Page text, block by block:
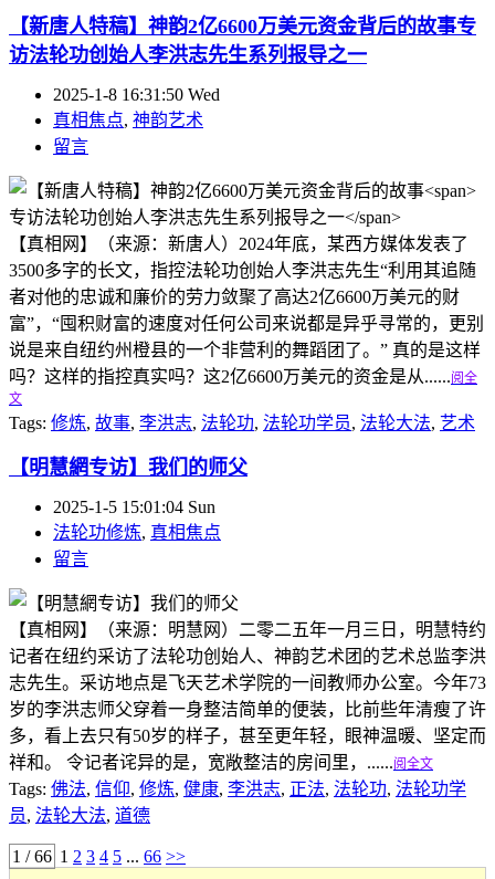
【新唐人特稿】神韵2亿6600万美元资金背后的故事专
访法轮功创始人李洪志先生系列报导之一
2025-1-8 16:31:50 Wed
真相焦点, 神韵艺术
留言
【真相网】（来源：新唐人）2024年底，某西方媒体发表了
3500多字的长文，指控法轮功创始人李洪志先生“利用其追随
者对他的忠诚和廉价的劳力敛聚了高达2亿6600万美元的财
富”，“囤积财富的速度对任何公司来说都是异乎寻常的，更别
说是来自纽约州橙县的一个非营利的舞蹈团了。” 真的是这样
吗？这样的指控真实吗？这2亿6600万美元的资金是从......阅全
文
Tags: 修炼, 故事, 李洪志, 法轮功, 法轮功学员, 法轮大法, 艺术
【明慧網专访】我们的师父
2025-1-5 15:01:04 Sun
法轮功修炼, 真相焦点
留言
【真相网】（来源：明慧网）二零二五年一月三日，明慧特约
记者在纽约采访了法轮功创始人、神韵艺术团的艺术总监李洪
志先生。采访地点是飞天艺术学院的一间教师办公室。今年73
岁的李洪志师父穿着一身整洁简单的便装，比前些年清瘦了许
多，看上去只有50岁的样子，甚至更年轻，眼神温暖、坚定而
祥和。 令记者诧异的是，宽敞整洁的房间里，......阅全文
Tags: 佛法, 信仰, 修炼, 健康, 李洪志, 正法, 法轮功, 法轮功学
员, 法轮大法, 道德
1 / 66 1 2 3 4 5 ... 66 >>